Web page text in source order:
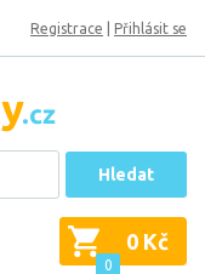
Registrace Přihlásit se
Hledat
0
0 Kč